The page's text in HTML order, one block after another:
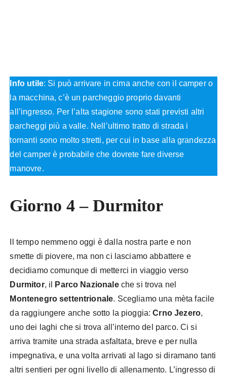
Info utile: Si può arrivare in cima anche con il camper o
la macchina, c’è un parcheggio proprio davanti
all’ingresso. Per l’alta stagione sono stati previsti altri
parcheggi più a valle. Nell’ultimo tratto di strada i
tornanti sono molto stretti, per cui in base alla grandezza
del camper è probabile che dovrete fare diverse
manovre.
Giorno 4 – Durmitor
Il tempo nemmeno oggi è dalla nostra parte e non
smette di piovere, ma non ci lasciamo abbattere e
decidiamo comunque di metterci in viaggio verso
Durmitor, il Parco Nazionaleche si trova nel
Montenegro settentrionale. Scegliamo una mèta facile
da raggiungere anche sotto la pioggia:Crno Jezero,
uno dei laghi che si trova all’interno del parco. Ci si
arriva tramite una strada asfaltata, breve e per nulla
impegnativa, e una volta arrivati al lago si diramano tanti
altri sentieri per ogni livello di allenamento. L’ingresso di